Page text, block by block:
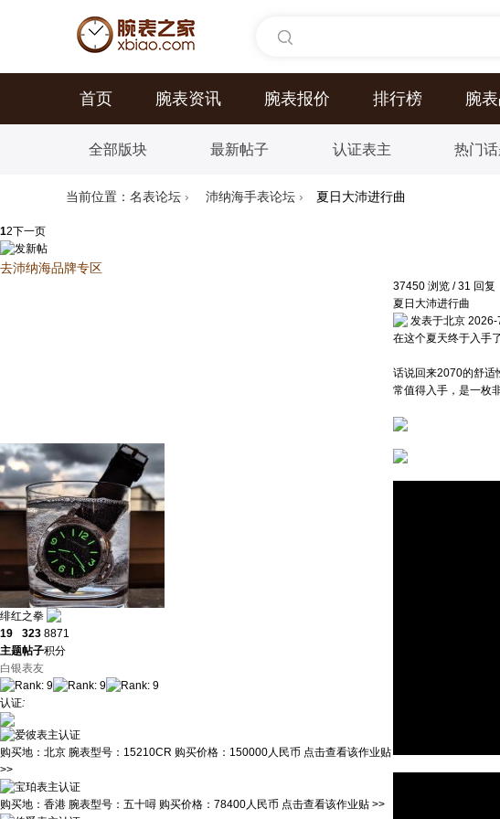
首页 腕表资讯 腕表报价 排行榜 腕
全部版块 最新帖子 认证表主 热门
当前位置： 名表论坛 › 沛纳海手表论坛 › 夏日大沛进行曲
12下一页
去沛纳海品牌专区
绯红之拳
19
主题
323
帖子
8871
积分
白银表友
认证:
购买地： 北京 腕表型号： 15210CR 购买价格： 150000人民币 点击查看该作业贴
>>
购买地： 香港 腕表型号： 五十噚 购买价格： 78400人民币 点击查看该作业贴 >>
37450 浏览 /31 回复
夏日大沛进行曲
发表于北京
在这个夏天终于入手
话说回来2070的舒适
常值得入手，是一枚